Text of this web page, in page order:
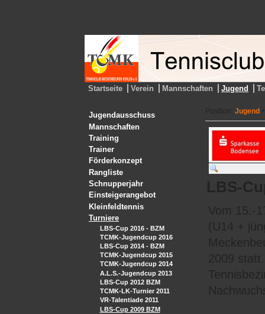
Startseite Verein Mannschaften Jugend
Jugendausschuss
Mannschaften
Training
Trainer
Förderkonzept
Rangliste
Schnupperjahr
Einsteigerangebot
Kleinfeldtennis
Turniere
LBS-Cup 2016 - BZM
TCMK-Jugendcup 2016
LBS-Cup 2014 - BZM
TCMK-Jugendcup 2015
TCMK-Jugendcup 2014
A.L.S.-Jugendcup 2013
LBS-Cup 2012 BZM
TCMK-LK-Turnier 2011
VR-Talentiade 2011
LBS-Cup 2009 BZM
Jugend